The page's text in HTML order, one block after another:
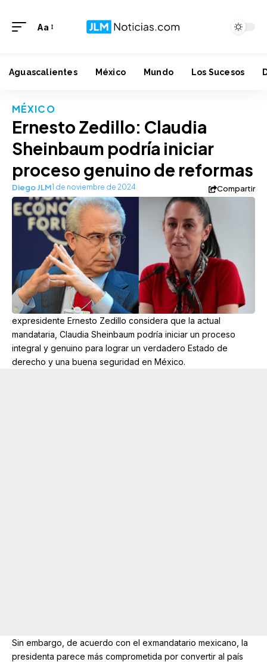
Aa
Aguascalientes México Mundo Los Sucesos
MÉXICO
Ernesto Zedillo: Claudia
Sheinbaum podría iniciar
proceso genuino de reformas
Diego JLM1 de noviembre de 2024 Compartir
expresidente Ernesto Zedillo considera que la actual
mandataria, Claudia Sheinbaum podría iniciar un proceso
integral y genuino para lograr un verdadero Estado de
derecho y una buena seguridad en México.
Sin embargo, de acuerdo con el exmandatario mexicano, la
presidenta parece más comprometida por convertir al país